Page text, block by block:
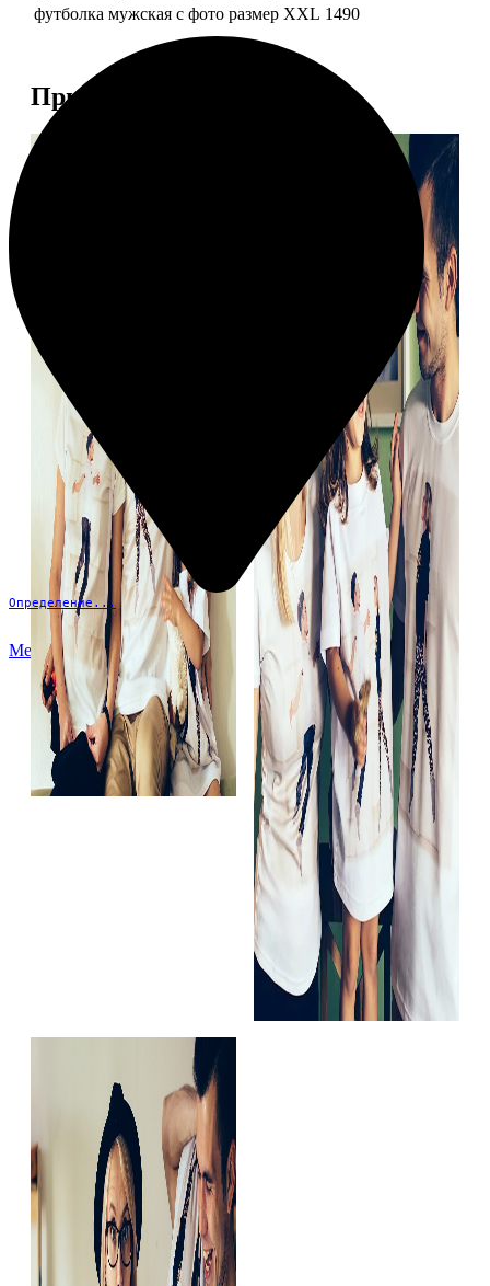
Определение...
Меню
футболка мужская с фото размер XXL 1490
Примеры работ